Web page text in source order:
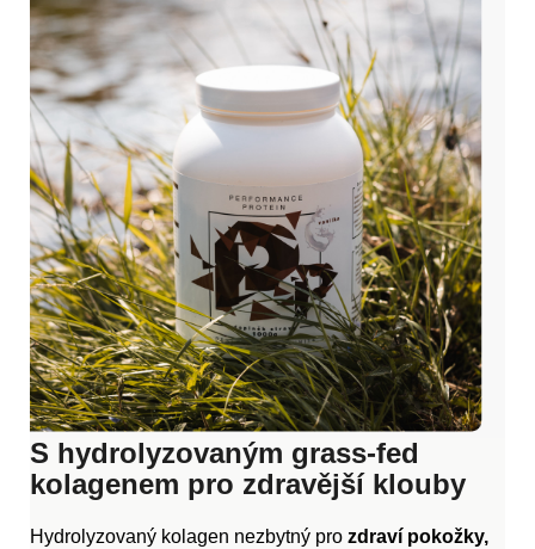
S hydrolyzovaným grass-fed
kolagenem pro zdravější klouby
Hydrolyzovaný kolagen nezbytný pro zdraví pokožky,